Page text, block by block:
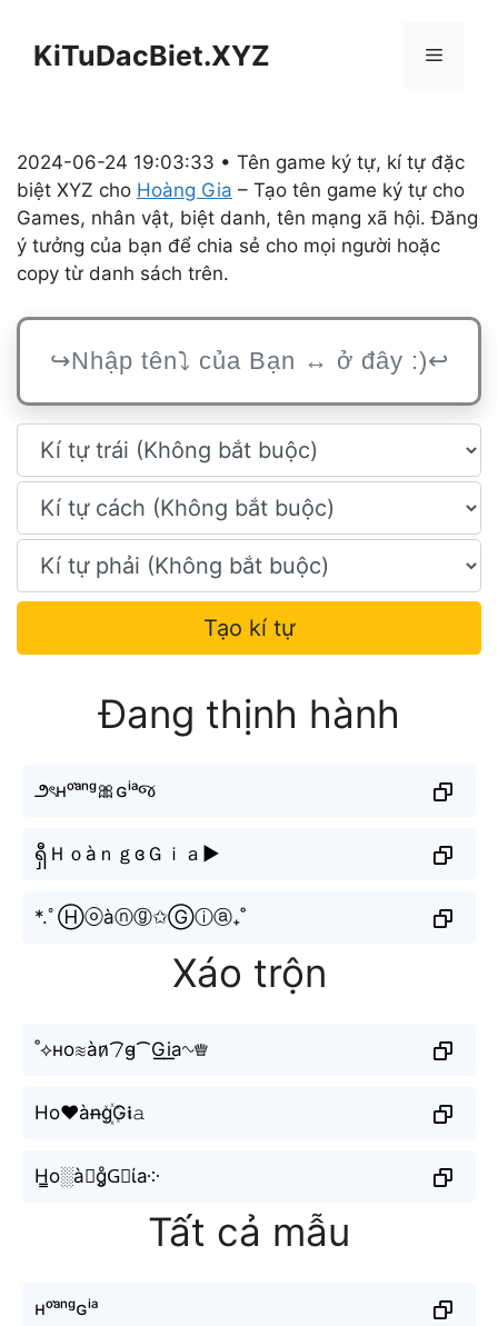
KiTuDacBiet.XYZ Menu
2024-06-24 19:03:33 • Tên game ký tự, kí tự đặc
biệt XYZ cho Hoàng Gia – Tạo tên game ký tự cho
Games, nhân vật, biệt danh, tên mạng xã hội. Đăng
ý tưởng của bạn để chia sẻ cho mọi người hoặc
copy từ danh sách trên.
Tạo kí tự
Đang thịnh hành
౨ৎʜᵒᵃ̀ⁿᵍ🎀ɢⁱᵃજ
ရှီＨｏàｎｇɞＧｉａ▶︎
*.ﾟⒽⓞàⓝⓖ✩Ⓖⓘⓐ₊˚
Xáo trộn
˚⟡ʜo≋àn̷⁀̷g̴⁀G͟͟i͟͟a∿♕
Ho♥àn̶g꙰G𝖎𝚊
H̳o░à𝔫g̥ͦG⃗ίa༶
Tất cả mẫu
ʜᵒᵃ̀ⁿᵍɢⁱᵃ